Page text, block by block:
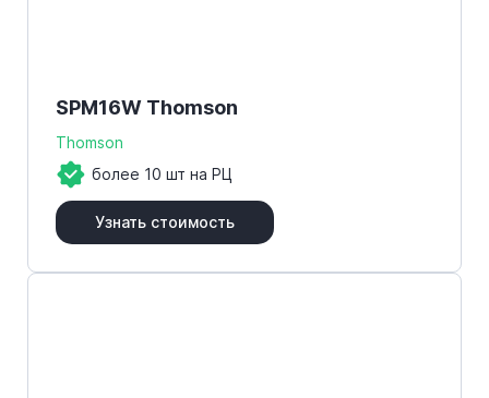
SPM16W Thomson
Thomson
более 10 шт на РЦ
Узнать стоимость